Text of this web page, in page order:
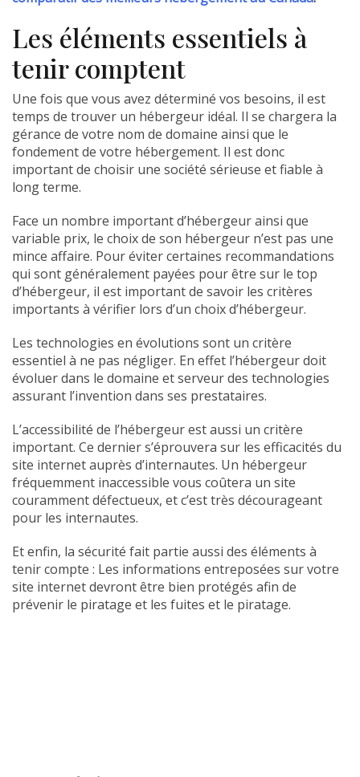
Les éléments essentiels à
tenir comptent
Une fois que vous avez déterminé vos besoins, il est
temps de trouver un hébergeur idéal. Il se chargera la
gérance de votre nom de domaine ainsi que le
fondement de votre hébergement. Il est donc
important de choisir une société sérieuse et fiable à
long terme.
Face un nombre important d’hébergeur ainsi que
variable prix, le choix de son hébergeur n’est pas une
mince affaire. Pour éviter certaines recommandations
qui sont généralement payées pour être sur le top
d’hébergeur, il est important de savoir les critères
importants à vérifier lors d’un choix d’hébergeur.
Les technologies en évolutions sont un critère
essentiel à ne pas négliger. En effet l’hébergeur doit
évoluer dans le domaine et serveur des technologies
assurant l’invention dans ses prestataires.
L’accessibilité de l’hébergeur est aussi un critère
important. Ce dernier s’éprouvera sur les efficacités du
site internet auprès d’internautes. Un hébergeur
fréquemment inaccessible vous coûtera un site
couramment défectueux, et c’est très décourageant
pour les internautes.
Et enfin, la sécurité fait partie aussi des éléments à
tenir compte : Les informations entreposées sur votre
site internet devront être bien protégés afin de
prévenir le piratage et les fuites et le piratage.